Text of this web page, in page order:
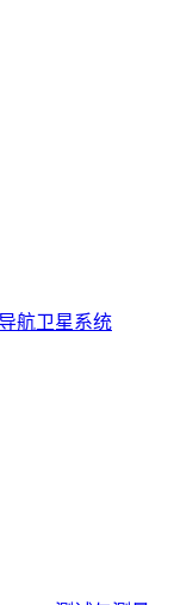
航卫星系统